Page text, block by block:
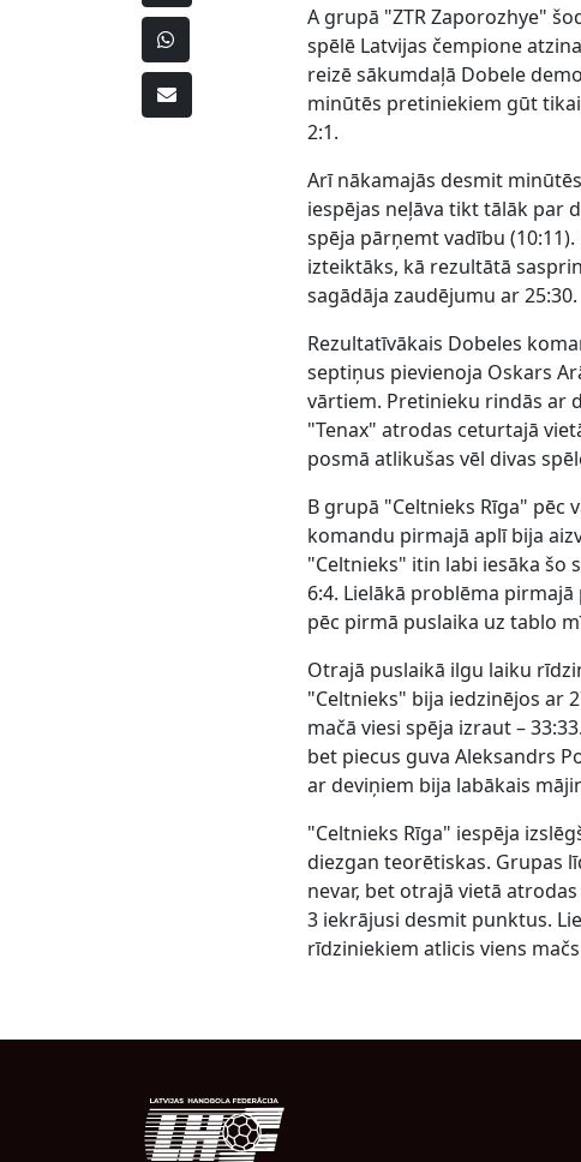
A grupā "ZTR Zaporozhye"
spēlē Latvijas čempione
reizē sākumdaļā Dobele
minūtēs pretiniekiem gūt
2:1.
Arī nākamajās desmit
iespējas neļāva tikt tālāk par
spēja pārņemt vadību
izteiktāks, kā rezultātā
sagādāja zaudējumu ar 25:30.
Rezultatīvākais Dobeles
septiņus pievienoja Oskars
vārtiem. Pretinieku rindās ar
"Tenax" atrodas ceturtajā
posmā atlikušas vēl divas
B grupā "Celtnieks Rīga" pēc
komandu pirmajā aplī bija
"Celtnieks" itin labi iesāka šo
6:4. Lielākā problēma
pēc pirmā puslaika uz tablo
Otrajā puslaikā ilgu laiku
"Celtnieks" bija iedzinējos ar
mačā viesi spēja izraut –
bet piecus guva Aleksandrs
ar deviņiem bija labākais
"Celtnieks Rīga" iespēja
diezgan teorētiskas. Grupas
nevar, bet otrajā vietā
3 iekrājusi desmit punktus.
rīdziniekiem atlicis viens